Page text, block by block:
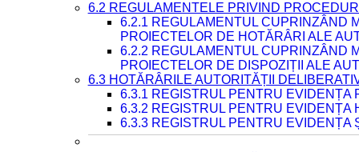
6.2 REGULAMENTELE PRIVIND
6.2.1 REGULAMENTUL CUPRINZÂND
PROIECTELOR DE HOTĂRÂRI ALE
6.2.2 REGULAMENTUL CUPRINZÂND
PROIECTELOR DE DISPOZIȚII ALE
6.3 HOTĂRÂRILE AUTORITĂȚII
6.3.1 REGISTRUL PENTRU EVIDENȚA
6.3.2 REGISTRUL PENTRU EVIDENȚA
6.3.3 REGISTRUL PENTRU EVIDENȚA